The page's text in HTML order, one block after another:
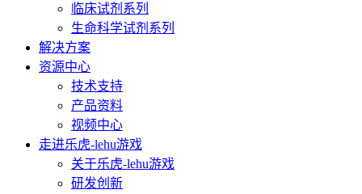
临床试剂系列
生命科学试剂系列
解决方案
资源中心
技术支持
产品资料
视频中心
走进乐虎-lehu游戏
关于乐虎-lehu游戏
研发创新